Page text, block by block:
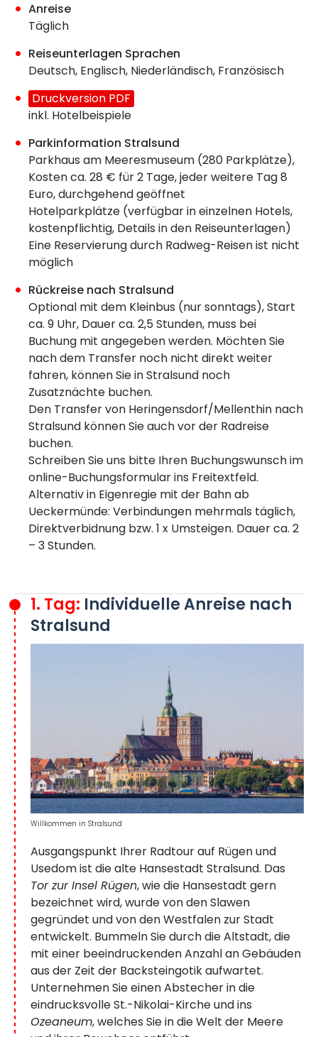
Anreise
Täglich
Reiseunterlagen Sprachen
Deutsch, Englisch, Niederländisch, Französisch
Druckversion PDF
inkl. Hotelbeispiele
Parkinformation Stralsund
Parkhaus am Meeresmuseum (280 Parkplätze),
Kosten ca. 28 € für 2 Tage, jeder weitere Tag 8
Euro, durchgehend geöffnet
Hotelparkplätze (verfügbar in einzelnen Hotels,
kostenpflichtig, Details in den Reiseunterlagen)
Eine Reservierung durch Radweg-Reisen ist nicht
möglich
Rückreise nach Stralsund
Optional mit dem Kleinbus (nur sonntags), Start
ca. 9 Uhr, Dauer ca. 2,5 Stunden, muss bei
Buchung mit angegeben werden. Möchten Sie
nach dem Transfer noch nicht direkt weiter
fahren, können Sie in Stralsund noch
Zusatznächte buchen.
Den Transfer von Heringensdorf/Mellenthin nach
Stralsund können Sie auch vor der Radreise
buchen.
Schreiben Sie uns bitte Ihren Buchungswunsch im
online-Buchungsformular ins Freitextfeld.
Alternativ in Eigenregie mit der Bahn ab
Ueckermünde: Verbindungen mehrmals täglich,
Direktverbidnung bzw. 1 x Umsteigen. Dauer ca. 2
– 3 Stunden.
1. Tag: Individuelle Anreise nach
Stralsund
Ausgangspunkt Ihrer Radtour auf Rügen und
Usedom ist die alte Hansestadt Stralsund. Das
Tor zur Insel Rügen, wie die Hansestadt gern
bezeichnet wird, wurde von den Slawen
gegründet und von den Westfalen zur Stadt
entwickelt. Bummeln Sie durch die Altstadt, die
mit einer beeindruckenden Anzahl an Gebäuden
aus der Zeit der Backsteingotik aufwartet.
Unternehmen Sie einen Abstecher in die
eindrucksvolle St.-Nikolai-Kirche und ins
Ozeaneum, welches Sie in die Welt der Meere
Willkommen in Stralsund